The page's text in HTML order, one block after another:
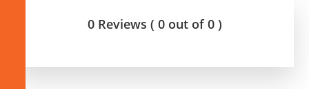
0 Reviews ( 0 out of 0 )